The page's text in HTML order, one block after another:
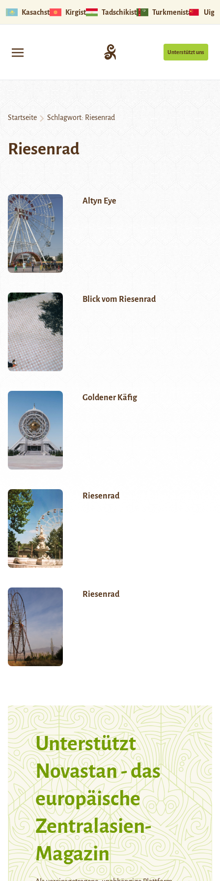
Kasachstan Kirgistan Tadschikistan Turkmenistan
Unterstützt uns
Startseite Schlagwort: Riesenrad
Riesenrad
Altyn Eye
Blick vom Riesenrad
Goldener Käfig
Riesenrad
Riesenrad
Unterstützt
Novastan - das
europäische
Zentralasien-
Magazin